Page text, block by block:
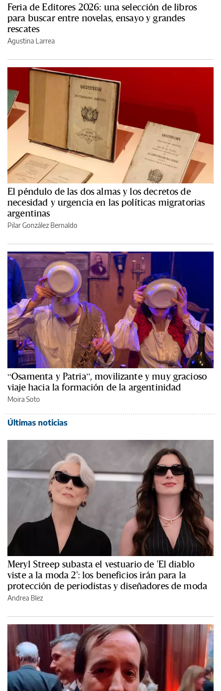
Feria de Editores 2026: una selección de libros
para buscar entre novelas, ensayo y grandes
rescates
Agustina Larrea
El péndulo de las dos almas y los decretos de
necesidad y urgencia en las políticas migratorias
argentinas
Pilar González Bernaldo
“Osamenta y Patria”, movilizante y muy gracioso
viaje hacia la formación de la argentinidad
Moira Soto
Últimas noticias
Meryl Streep subasta el vestuario de 'El diablo
viste a la moda 2': los beneficios irán para la
protección de periodistas y diseñadores de moda
Andrea Blez